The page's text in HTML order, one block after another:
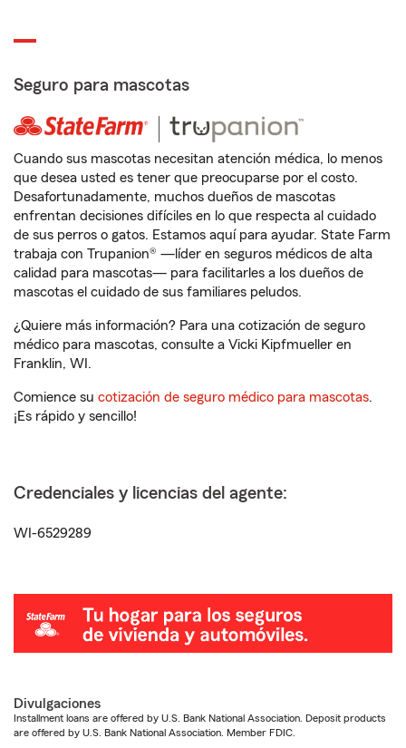
Seguro para mascotas
Cuando sus mascotas necesitan atención médica, lo menos
que desea usted es tener que preocuparse por el costo.
Desafortunadamente, muchos dueños de mascotas
enfrentan decisiones difíciles en lo que respecta al cuidado
de sus perros o gatos. Estamos aquí para ayudar. State Farm
trabaja con Trupanion® —líder en seguros médicos de alta
calidad para mascotas— para facilitarles a los dueños de
mascotas el cuidado de sus familiares peludos.
¿Quiere más información? Para una cotización de seguro
médico para mascotas, consulte a Vicki Kipfmueller en
Franklin, WI.
Comience su cotización de seguro médico para mascotas.
¡Es rápido y sencillo!
Credenciales y licencias del agente:
WI-6529289
Divulgaciones
Installment loans are offered by U.S. Bank National Association. Deposit products
are offered by U.S. Bank National Association. Member FDIC.